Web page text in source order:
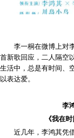
李一桐在微博上对
首新歌回应，二人隔空
生活中，总是有时间、
以表达爱。
李
《我在
近几年，李鸿其凭